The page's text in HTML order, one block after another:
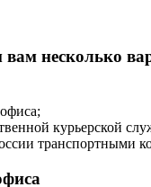
несколько
курьерской
транспортными